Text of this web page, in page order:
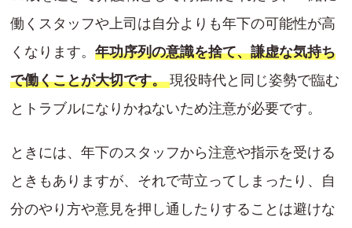
働くスタッフや上司は自分よりも年下の可能性が高
くなります。 年功序列の意識を捨て、謙虚な気持ち
で働くことが大切です。現役時代と同じ姿勢で臨む
とトラブルになりかねないため注意が必要です。
ときには、年下のスタッフから注意や指示を受ける
ときもありますが、それで苛立ってしまったり、自
分のやり方や意見を押し通したりすることは避けな